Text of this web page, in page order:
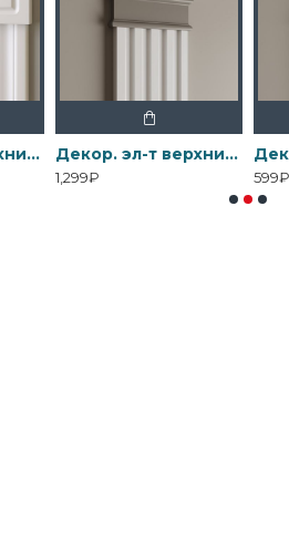
Декор. эл-т верхний Ultrawood арт. D 2095 (95x95x18) Декор. эл-т верхний Ultrawood арт. D 4100 (195x89x30)
1,299₽ 599₽